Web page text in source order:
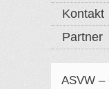
Kontakt
Partner
ASVW –